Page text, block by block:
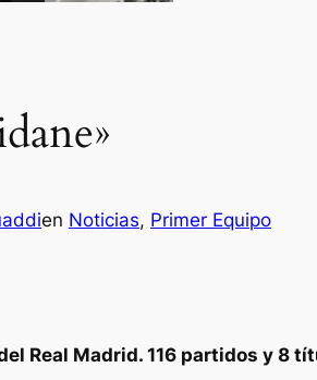
en Noticias, Primer Equipo
Real Madrid. 116 partidos y 8